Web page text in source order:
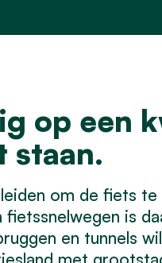
op een
staan.
om de fiets
fietssnelwegen is
en tunnels